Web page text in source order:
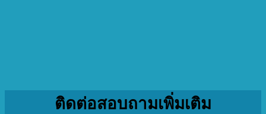
ติดต่อสอบถามเพิ่มเติม